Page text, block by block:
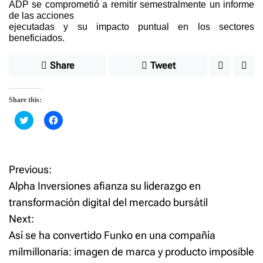
ADP se comprometió a remitir semestralmente un informe
de las acciones
ejecutadas y su impacto puntual en los sectores
beneficiados.
Share Tweet
Share this:
C
l
o
s
a
e
o
n
T
w
i
t
t
C
l
a
e
o
a
c
e
b
P
o
s
t
Previous:
Alpha Inversiones afianza su liderazgo en
transformación digital del mercado bursátil
Next:
Así se ha convertido Funko en una compañía
milmillonaria: imagen de marca y producto imposible